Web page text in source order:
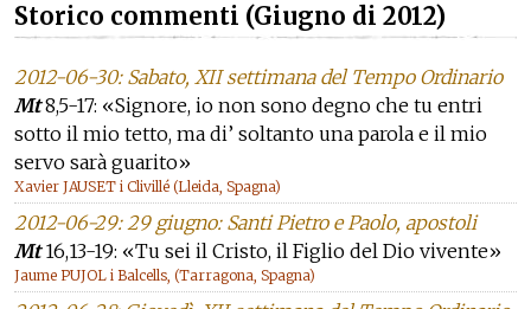
Storico commenti (Giugno di 2012)
2012-06-30: Sabato, XII settimana del Tempo Ordinario
Mt8,5-17: «Signore, io non sono degno che tu entri
sotto il mio tetto, ma di’ soltanto una parola e il mio
servo sarà guarito»
Xavier JAUSET i Clivillé (Lleida, Spagna)
2012-06-29: 29 giugno: Santi Pietro e Paolo, apostoli
Mt16,13-19: «Tu sei il Cristo, il Figlio del Dio vivente»
Jaume PUJOL i Balcells, (Tarragona, Spagna)